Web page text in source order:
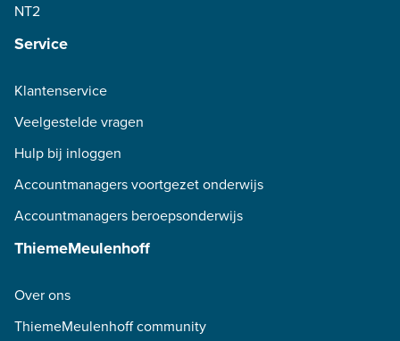
NT2
Service
Klantenservice
Veelgestelde vragen
Hulp bij inloggen
Accountmanagers voortgezet onderwijs
Accountmanagers beroepsonderwijs
ThiemeMeulenhoff
Over ons
ThiemeMeulenhoff community